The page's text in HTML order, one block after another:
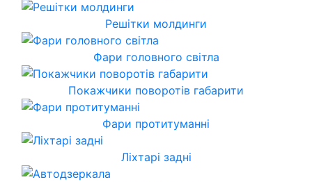
Решітки молдинги
Фари головного світла
Покажчики поворотів габарити
Фари протитуманні
Ліхтарі задні